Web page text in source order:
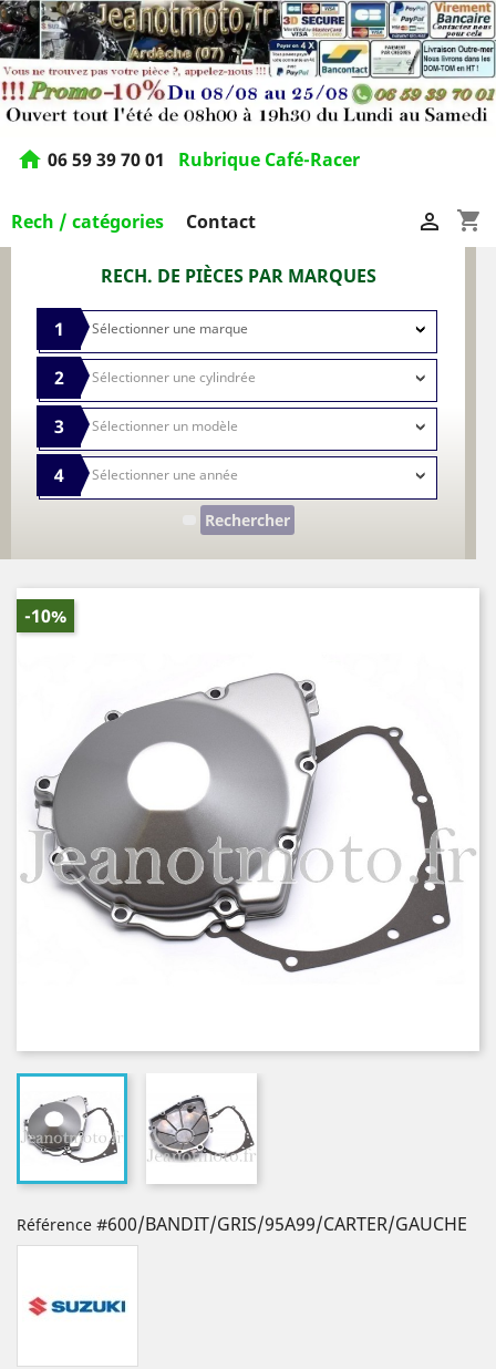
home 06 59 39 70 01 Rubrique Café-Racer
Rech / catégories Contact shopping_cart

RECH. DE PIÈCES PAR MARQUES
1
2
3
4
Rechercher
-10%
Référence #600/BANDIT/GRIS/95A99/CARTER/GAUCHE